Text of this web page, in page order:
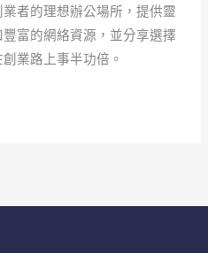
者的理想辦公場所，提供靈
富的網絡資源，並分享選擇
業路上事半功倍。